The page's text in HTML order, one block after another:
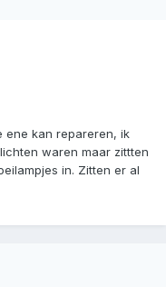
ene kan repareren, ik
waren maar zittten
in. Zitten er al